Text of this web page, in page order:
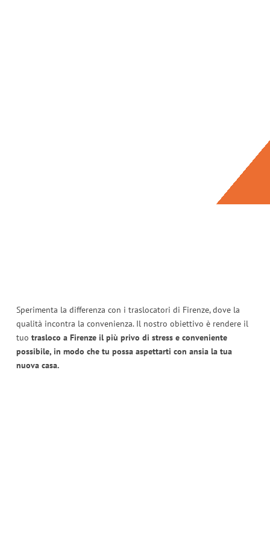
Sperimenta la differenza con i traslocatori di Firenze, dove la
qualità incontra la convenienza. Il nostro obiettivo è rendere il
tuo trasloco a Firenze il più privo di stress e conveniente
possibile, in modo che tu possa aspettarti con ansia la tua
nuova casa.